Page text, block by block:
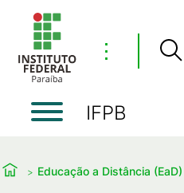
⋮
IFPB
Educação a Distância (EaD)